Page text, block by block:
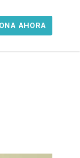
AHORA